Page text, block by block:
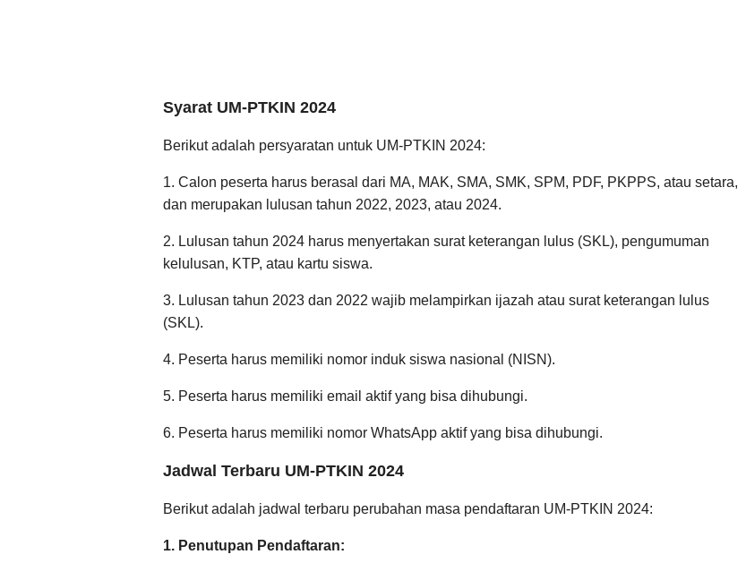
Syarat UM-PTKIN 2024
Berikut adalah persyaratan untuk UM-PTKIN 2024:
1. Calon peserta harus berasal dari MA, MAK, SMA, SMK, SPM, PDF, PKPPS, atau setara,
dan merupakan lulusan tahun 2022, 2023, atau 2024.
2. Lulusan tahun 2024 harus menyertakan surat keterangan lulus (SKL), pengumuman
kelulusan, KTP, atau kartu siswa.
3. Lulusan tahun 2023 dan 2022 wajib melampirkan ijazah atau surat keterangan lulus
(SKL).
4. Peserta harus memiliki nomor induk siswa nasional (NISN).
5. Peserta harus memiliki email aktif yang bisa dihubungi.
6. Peserta harus memiliki nomor WhatsApp aktif yang bisa dihubungi.
Jadwal Terbaru UM-PTKIN 2024
Berikut adalah jadwal terbaru perubahan masa pendaftaran UM-PTKIN 2024:
1. Penutupan Pendaftaran: